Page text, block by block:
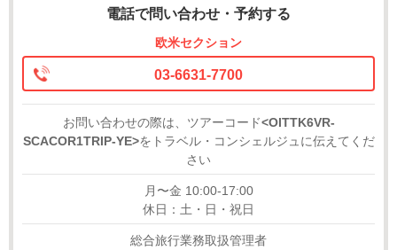
電話で問い合わせ・予約する
欧米セクション
03-6631-7700
お問い合わせの際は、ツアーコード<OITTK6VR-
SCACOR1TRIP-YE>をトラベル・コンシェルジュに伝えてくだ
さい
月〜金 10:00-17:00
休日：土・日・祝日
総合旅行業務取扱管理者